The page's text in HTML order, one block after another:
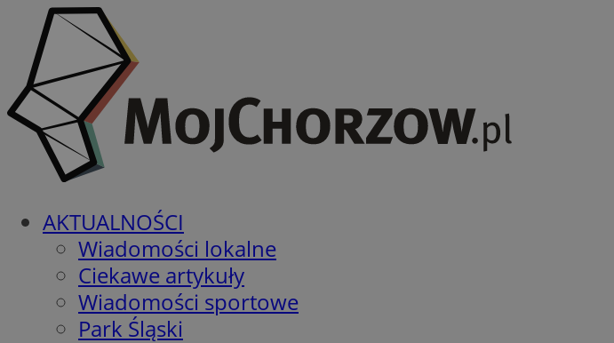
AKTUALNOŚCI
Wiadomości lokalne
Ciekawe artykuły
Wiadomości sportowe
Park Śląski